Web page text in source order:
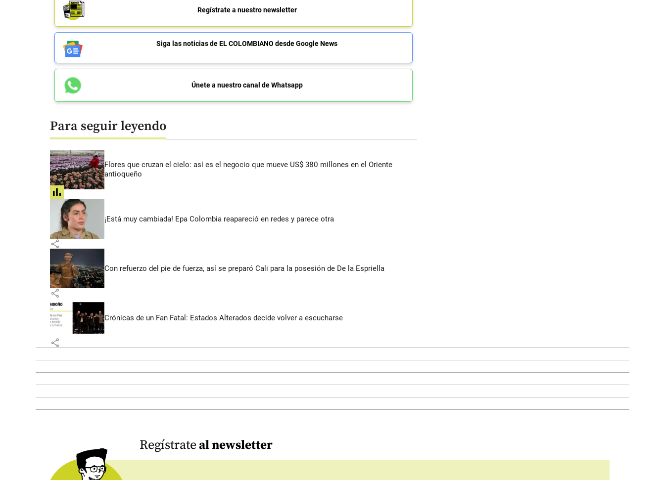
Regístrate a nuestro newsletter
Siga las noticias de EL COLOMBIANO desde Google News
Únete a nuestro canal de Whatsapp
Para seguir leyendo
Flores que cruzan el cielo: así es el negocio que mueve US$ 380 millones en el Oriente
antioqueño
share
¡Está muy cambiada! Epa Colombia reapareció en redes y parece otra
share
Con refuerzo del pie de fuerza, así se preparó Cali para la posesión de De la Espriella
share
Crónicas de un Fan Fatal: Estados Alterados decide volver a escucharse
share
Regístrateal newsletter